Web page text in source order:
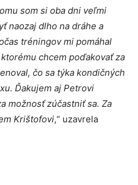
som si oba dni veľmi
naozaj dlho na dráhe a
tréningov mi pomáhal
chcem poďakovať za
čo sa týka kondičných
Ďakujem aj Petrovi
možnosť zúčastniť sa. Za
Krištofovi,“ uzavrela